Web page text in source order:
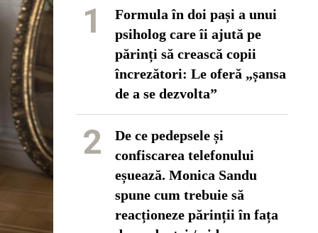
1
Formula în doi pași a unui
psiholog care îi ajută pe
părinți să crească copii
încrezători: Le oferă „șansa
de a se dezvolta”
2
De ce pedepsele și
confiscarea telefonului
eșuează. Monica Sandu
spune cum trebuie să
reacționeze părinții în fața